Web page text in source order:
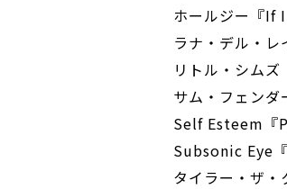
ホールジー『If
ラナ・デル・
リトル・シム
サム・フェン
Self Esteem『
Subsonic Eye
タイラー・ザ・